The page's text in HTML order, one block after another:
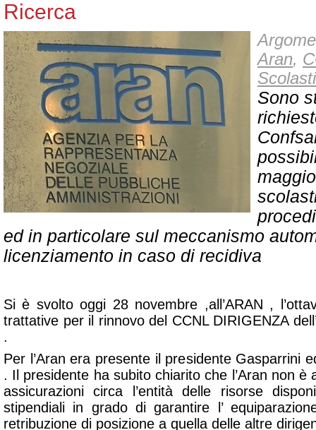
Ricerca
Aran,
Sono
ed in particolare sul meccanismo
licenziamento in caso di recidiva
Si è svolto oggi 28 novembre ,all’ARAN ,
trattative per il rinnovo del CCNL DIRIGENZA
.
Per l’Aran era presente il presidente Gasparrini
. Il presidente ha subito chiarito che l’Aran non è
assicurazioni circa l’entità delle risorse
stipendiali in grado di garantire l’
retribuzione di posizione a quella delle altre